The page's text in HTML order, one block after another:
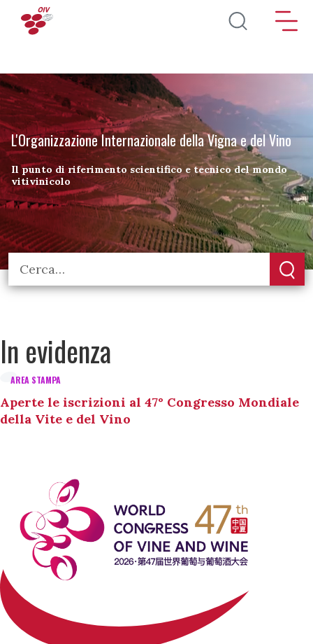
Salta al contenuto principale
L'Organizzazione Internazionale della Vigna e del Vino
Il punto di riferimento scientifico e tecnico del mondo
vitivinicolo
In evidenza
AREA STAMPA
Aperte le iscrizioni al 47° Congresso Mondiale
della Vite e del Vino